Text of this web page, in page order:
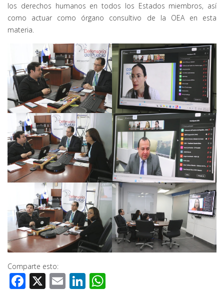
los derechos humanos en todos los Estados miembros, así
como actuar como órgano consultivo de la OEA en esta
materia.
Comparte esto:
Facebook
X EmailLinkedIn